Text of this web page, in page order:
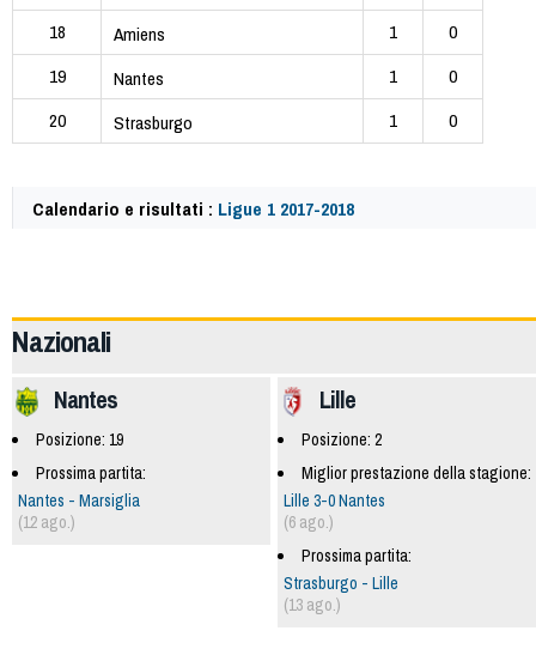
18
Amiens 1
0
19
Nantes 1
0
20
Strasburgo 1 0
Calendario e risultati : Ligue 1 2017-2018
Nazionali
Lille
Posizione: 2
Miglior prestazione della stagione:
Lille 3-0 Nantes
(6 ago.)
Prossima partita:
Strasburgo - Lille
(13 ago.)
Nantes
Posizione: 19
Prossima partita:
Nantes - Marsiglia
(12 ago.)